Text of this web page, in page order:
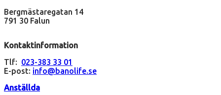
Bergmästaregatan 14
791 30 Falun
Kontaktinformation
Tlf: 023-383 33 01
E-post: info@banolife.se
Anställda